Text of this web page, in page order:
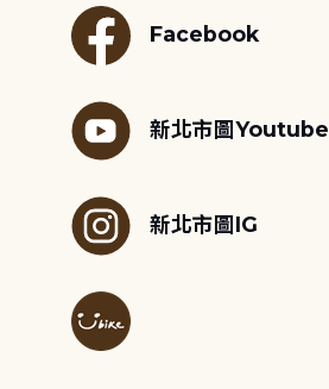
Facebook
新北市圖Youtube
新北市圖IG